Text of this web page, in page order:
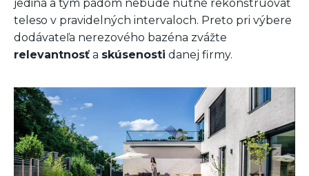
jediná a tým pádom nebude nutné rekonštruovať
teleso v pravidelných intervaloch. Preto pri výbere
dodávateľa nerezového bazéna zvážte
relevantnosť a skúsenosti danej firmy.